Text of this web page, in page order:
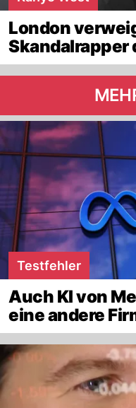
London
Skandalrapper
Testfehler
Auch KI von
eine andere